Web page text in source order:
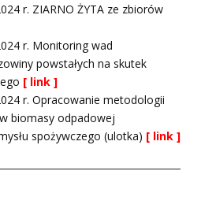
r. ZIARNO ŻYTA ze zbiorów
r. Monitoring wad
powstałych na skutek
[ link ]
r. Opracowanie metodologii
biomasy odpadowej
spożywczego (ulotka) [ link ]